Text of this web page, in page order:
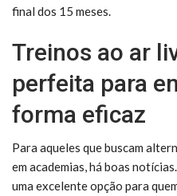
final dos 15 meses.
Treinos ao ar
perfeita para
forma eficaz
Para aqueles que buscam
em academias, há boas
uma excelente opção para